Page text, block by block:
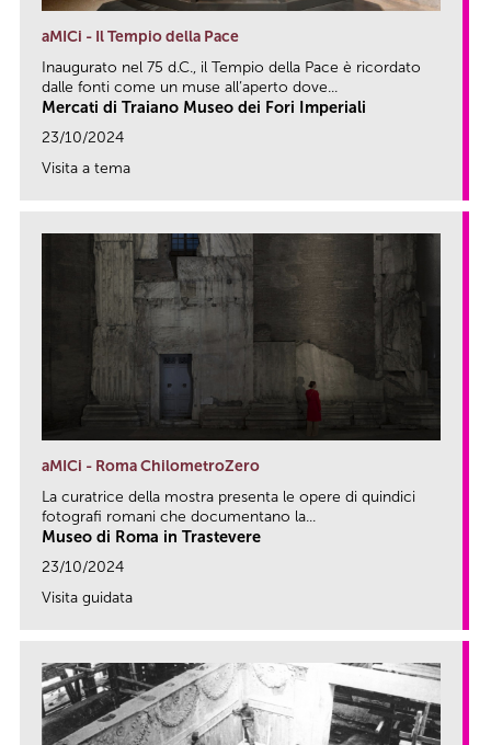
aMICi - Il Tempio della Pace
Inaugurato nel 75 d.C., il Tempio della Pace è ricordato
dalle fonti come un muse all’aperto dove...
Mercati di Traiano Museo dei Fori Imperiali
23/10/2024
Visita a tema
aMICi - Roma ChilometroZero
La curatrice della mostra presenta le opere di quindici
fotografi romani che documentano la...
Museo di Roma in Trastevere
23/10/2024
Visita guidata